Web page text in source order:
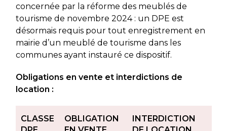
concernée par la réforme des meublés de
tourisme de novembre 2024 : un DPE est
désormais requis pour tout enregistrement en
mairie d’un meublé de tourisme dans les
communes ayant instauré ce dispositif.
Obligations en vente et interdictions de
location :
CLASSE
OBLIGATION
INTERDICTION